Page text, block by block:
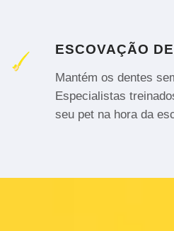
ESCOVAÇÃO
Mantém os dentes
Especialistas
seu pet na hora da